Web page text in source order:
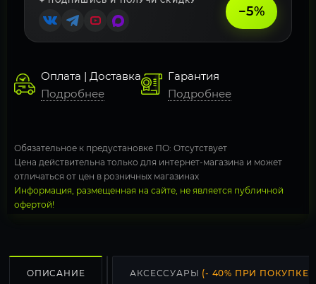
−5%
Оплата | Доставка
Подробнее
Гарантия
Подробнее
Обязательное к предустановке ПО: Отсутствует
Цена действительна только для интернет-магазина и может
отличаться от цен в розничных магазинах
Информация, размещенная на сайте, не является публичной
офертой!
ОПИСАНИЕ АКСЕССУАРЫ (- 40% ПРИ ПОКУПКЕ